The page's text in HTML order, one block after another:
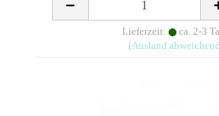
Lieferzeit:
ca. 2-3
(Ausland